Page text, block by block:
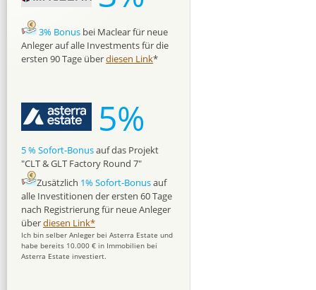
3% Bonus bei Maclear für neue
Anleger auf alle Investments für die
ersten 90 Tage überdiesen Link*
5%
5 % Sofort-Bonusauf das Projekt
"CLT & GLT Factory Round 7"
Zusätzlich 1% Sofort-Bonusauf
alle Investitionen der ersten 60 Tage
nach Registrierung für neue Anleger
überdiesen Link*
Ich bin selber Anleger bei Asterra Estate und
habe bereits 10.000 € in Immobilien bei
Asterra Estate investiert.